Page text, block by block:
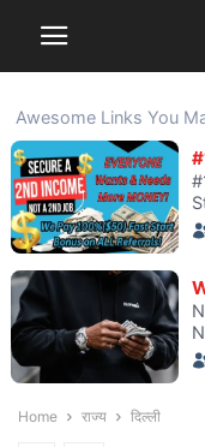
Home राज्य दिल्ली